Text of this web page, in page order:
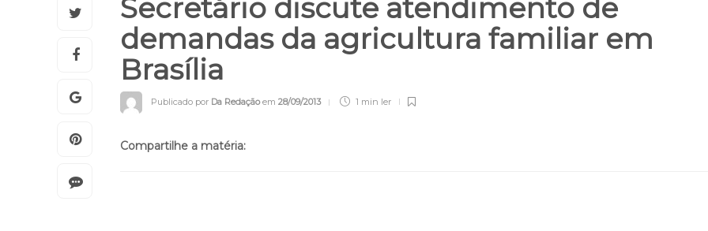
Secretário discute atendimento de
demandas da agricultura familiar em
Brasília
Publicado por Da Redaçãoem 28/09/2013 1 min ler
Compartilhe a matéria: